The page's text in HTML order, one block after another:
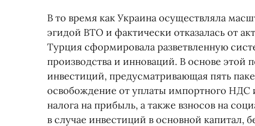
В то время как Украина осуществляла
эгидой ВТО и фактически отказалась от
Турция сформировала разветвленную
производства и инноваций. В основе
инвестиций, предусматривающая пять
освобождение от уплаты импортного НДС
налога на прибыль, а также взносов на
в случае инвестиций в основной капитал,